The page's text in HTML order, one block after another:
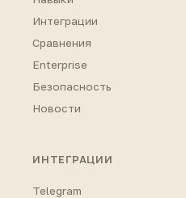
Интеграции
Сравнения
Enterprise
Безопасность
Новости
ИНТЕГРАЦИИ
Telegram